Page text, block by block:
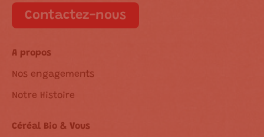
Contactez-nous
A propos
Nos engagements
Notre Histoire
Céréal Bio & Vous